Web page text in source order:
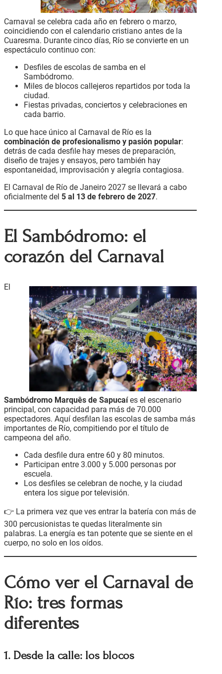
Carnaval se celebra cada año en febrero o marzo,
coincidiendo con el calendario cristiano antes de la
Cuaresma. Durante cinco días, Río se convierte en un
espectáculo continuo con:
Desfiles de escolas de samba en el
Sambódromo.
Miles de blocos callejeros repartidos por toda la
ciudad.
Fiestas privadas, conciertos y celebraciones en
cada barrio.
Lo que hace único al Carnaval de Río es la
combinación de profesionalismo y pasión popular:
detrás de cada desfile hay meses de preparación,
diseño de trajes y ensayos, pero también hay
espontaneidad, improvisación y alegría contagiosa.
El Carnaval de Río de Janeiro 2027 se llevará a cabo
oficialmente del 5 al 13 de febrero de 2027.
El Sambódromo: el
corazón del Carnaval
El
Sambódromo Marquês de Sapucaíes el escenario
principal, con capacidad para más de 70.000
espectadores. Aquí desfilan las escolas de samba más
importantes de Río, compitiendo por el título de
campeona del año.
Cada desfile dura entre 60 y 80 minutos.
Participan entre 3.000 y 5.000 personas por
escuela.
Los desfiles se celebran de noche, y la ciudad
entera los sigue por televisión.
👉 La primera vez que ves entrar la batería con más de
300 percusionistas te quedas literalmente sin
palabras. La energía es tan potente que se siente en el
cuerpo, no solo en los oídos.
Cómo ver el Carnaval de
Río: tres formas
diferentes
1. Desde la calle: los blocos